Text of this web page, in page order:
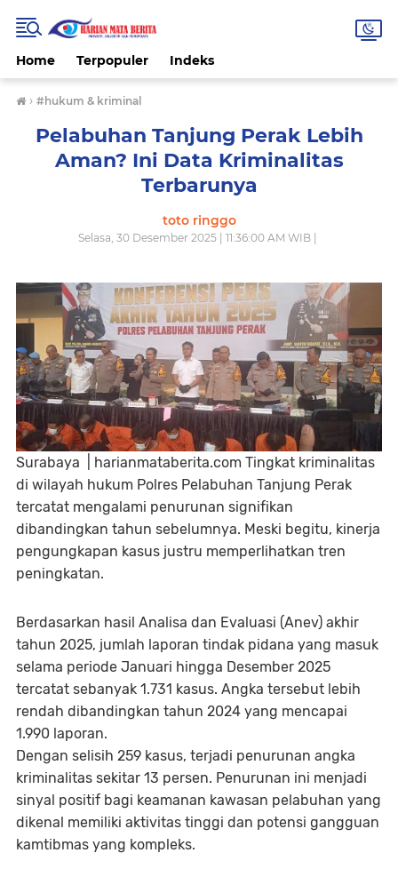
Home Terpopuler Indeks
› #hukum & kriminal
Pelabuhan Tanjung Perak Lebih
Aman? Ini Data Kriminalitas
Terbarunya
toto ringgo
Selasa, 30 Desember 2025 | 11:36:00 AM WIB |
Surabaya | harianmataberita.com Tingkat kriminalitas
di wilayah hukum Polres Pelabuhan Tanjung Perak
tercatat mengalami penurunan signifikan
dibandingkan tahun sebelumnya. Meski begitu, kinerja
pengungkapan kasus justru memperlihatkan tren
peningkatan.
Berdasarkan hasil Analisa dan Evaluasi (Anev) akhir
tahun 2025, jumlah laporan tindak pidana yang masuk
selama periode Januari hingga Desember 2025
tercatat sebanyak 1.731 kasus. Angka tersebut lebih
rendah dibandingkan tahun 2024 yang mencapai
1.990 laporan.
Dengan selisih 259 kasus, terjadi penurunan angka
kriminalitas sekitar 13 persen. Penurunan ini menjadi
sinyal positif bagi keamanan kawasan pelabuhan yang
dikenal memiliki aktivitas tinggi dan potensi gangguan
kamtibmas yang kompleks.